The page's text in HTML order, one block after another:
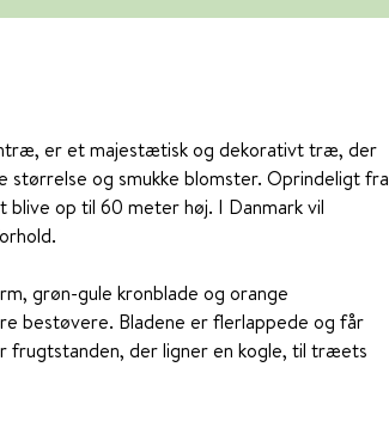
er et majestætisk og dekorativt træ, der
og smukke blomster. Oprindeligt fra
op til 60 meter høj. I Danmark vil
grøn-gule kronblade og orange
bestøvere. Bladene er flerlappede og får
frugtstanden, der ligner en kogle, til træets